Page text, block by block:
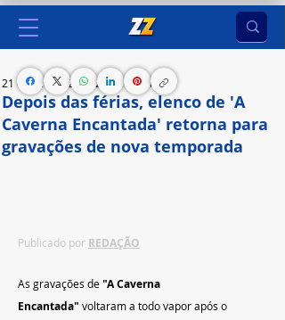
Depois das férias, elenco de 'A
Caverna Encantada' retorna para
gravações de nova temporada
21 de jan. de 2025 2 min de leitura
Publicado por REDAÇÃO
As gravações de "A Caverna
Encantada" voltaram a todo vapor após o